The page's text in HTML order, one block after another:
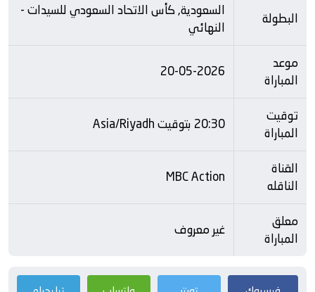
البطولة
السعودية, كأس الاتحاد السعودي للسيدات -
النهائي
موعد
المباراة
20-05-2026
توقيت
المباراة
20:30 بتوقيت Asia/Riyadh
القناة
الناقله
MBC Action
معلق
المباراة
غير معروف